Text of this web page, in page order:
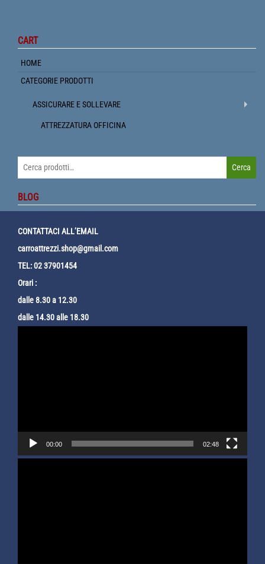
CART
HOME
CATEGORIE PRODOTTI
ASSICURARE E SOLLEVARE
ATTREZZATURA OFFICINA
Cerca
BLOG
CONTATTACI ALL’EMAIL
carroattrezzi.shop@gmail.com
TEL: 02 37901454
Orari :
dalle 8.30 a 12.30
dalle 14.30 alle 18.30
00:00 02:48